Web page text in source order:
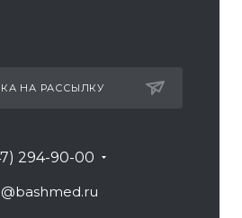
НА РАССЫЛКУ
294-90-00